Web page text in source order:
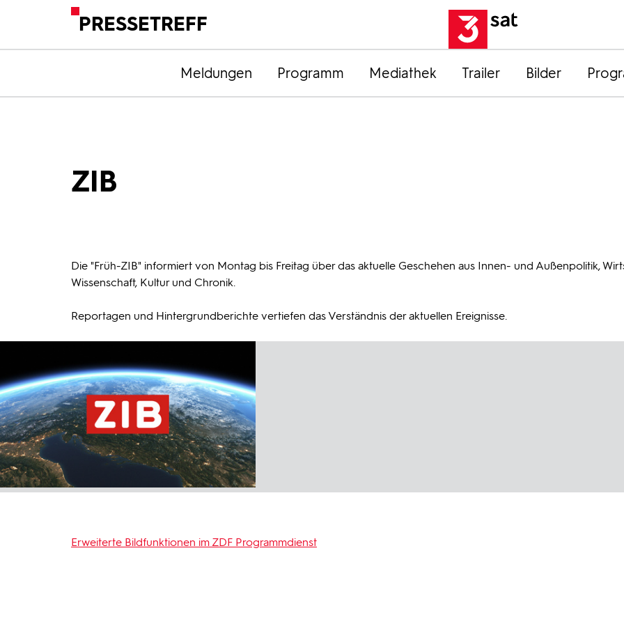
PRESSETREFF
Meldungen Programm Mediathek Trailer Bilder
ZIB
Die "Früh-ZIB" informiert von Montag bis Freitag über das aktuelle Geschehen aus Innen- und Außenpolitik,
Wissenschaft, Kultur und Chronik.
Reportagen und Hintergrundberichte vertiefen das Verständnis der aktuellen Ereignisse.
Erweiterte Bildfunktionen im ZDF Programmdienst